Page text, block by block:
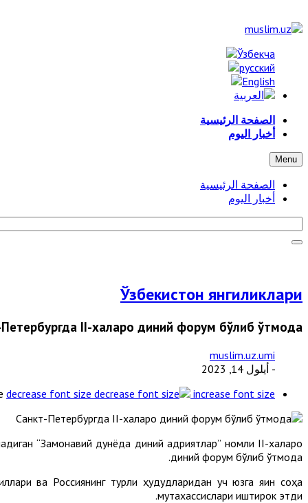
الصفحة الرئيسية
أخبار اليوم
Menu
الصفحة الرئيسية
أخبار اليوم
Ўзбекистон янгиликлари
II-халқаро диний форум бўлиб ўтмоқда
muslim.uz.umi
- أيلول 14, 2023
decrease font size increase font size
“Замонавий дунёда диний қадриятлар” номли II-халқаро
диний форум бўлиб ўтмоқда.
ва Россиянинг турли ҳудудларидан уч юзга яқин соҳа
мутахассислари иштирок этди.